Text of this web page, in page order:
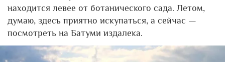
находится левее от ботанического сада. Летом,
думаю, здесь приятно искупаться, а сейчас —
посмотреть на Батуми издалека.